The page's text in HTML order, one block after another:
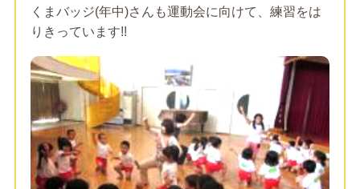
くまバッジ(年中)さんも運動会に向けて、練習をは
りきっています!!